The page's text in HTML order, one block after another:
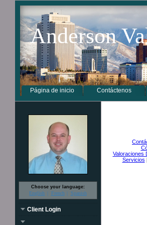
Anderson
Página de inicio Contáctenos
Choose your language:
English French Spanish
Client Login
Valoraciones
Servicios